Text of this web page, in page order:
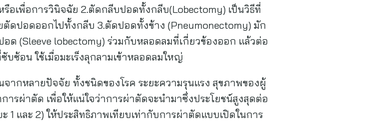
อเพื่อการวินิจฉัย 2.ตัดกลีบปอดทั้งกลีบ(Lobectomy) เป็นวิธีที่
ตัดปอดออกไปทั้งกลีบ 3.ตัดปอดทั้งข้าง (Pneumonectomy) มัก
ด (Sleeve lobectomy) ร่วมกับหลอดลมที่เกี่ยวข้องออก แล้วต่อ
ซ้อน ใช้เมื่อมะเร็งลุกลามเข้าหลอดลมใหญ่
ากหลายปัจจัย ทั้งชนิดของโรค ระยะความรุนแรง สุขภาพของผู้
ารผ่าตัด เพื่อให้แน่ใจว่าการผ่าตัดจะนำมาซึ่งประโยชน์สูงสุดต่อ
1 และ 2) ให้ประสิทธิภาพเทียบเท่ากับการผ่าตัดแบบเปิดในการ